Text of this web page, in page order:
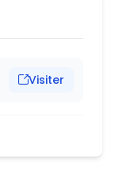
Visiter